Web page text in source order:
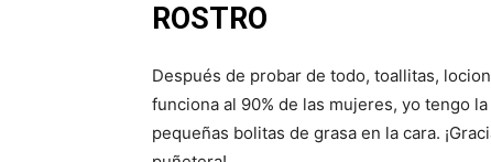
ROSTRO
Después de probar de todo, toallitas,
funciona al 90% de las mujeres, yo tengo
pequeñas bolitas de grasa en la cara.